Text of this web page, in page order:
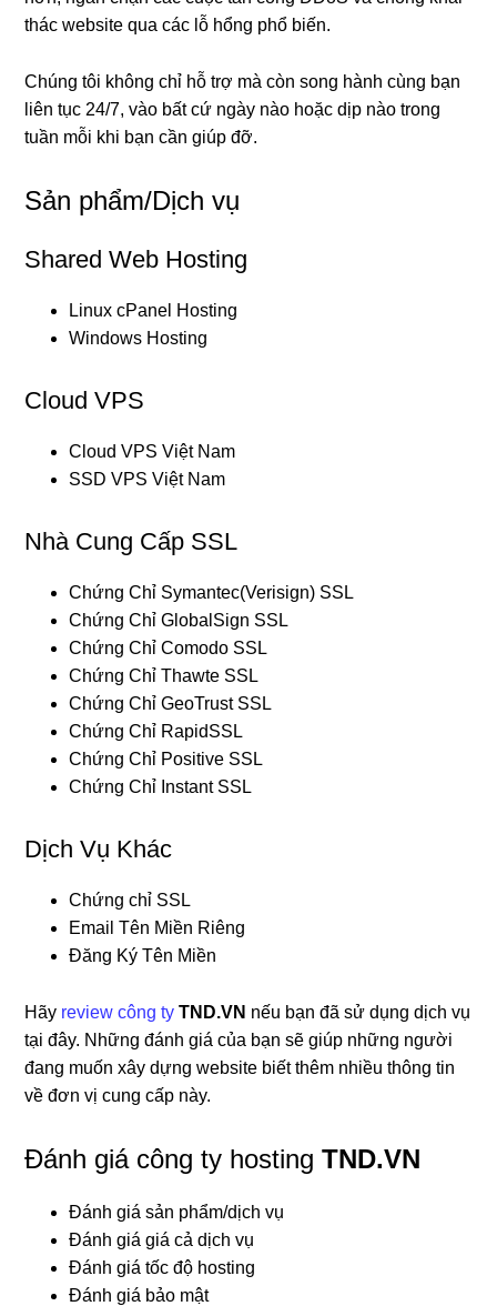
thác website qua các lỗ hổng phổ biến.
Chúng tôi không chỉ hỗ trợ mà còn song hành cùng bạn
liên tục 24/7, vào bất cứ ngày nào hoặc dịp nào trong
tuần mỗi khi bạn cần giúp đỡ.
Sản phẩm/Dịch vụ
Shared Web Hosting
Linux cPanel Hosting
Windows Hosting
Cloud VPS
Cloud VPS Việt Nam
SSD VPS Việt Nam
Nhà Cung Cấp SSL
Chứng Chỉ Symantec(Verisign) SSL
Chứng Chỉ GlobalSign SSL
Chứng Chỉ Comodo SSL
Chứng Chỉ Thawte SSL
Chứng Chỉ GeoTrust SSL
Chứng Chỉ RapidSSL
Chứng Chỉ Positive SSL
Chứng Chỉ Instant SSL
Dịch Vụ Khác
Chứng chỉ SSL
Email Tên Miền Riêng
Đăng Ký Tên Miền
Hãy review công ty TND.VN nếu bạn đã sử dụng dịch vụ
tại đây. Những đánh giá của bạn sẽ giúp những người
đang muốn xây dựng website biết thêm nhiều thông tin
về đơn vị cung cấp này.
Đánh giá công ty hostingTND.VN
Đánh giá sản phẩm/dịch vụ
Đánh giá giá cả dịch vụ
Đánh giá tốc độ hosting
Đánh giá bảo mật